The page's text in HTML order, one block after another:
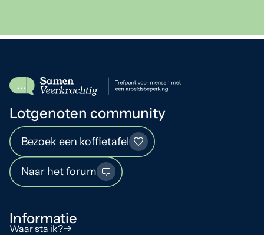
Lotgenoten community
Bezoek een koffietafel
Naar het forum
Informatie
Waar sta ik?